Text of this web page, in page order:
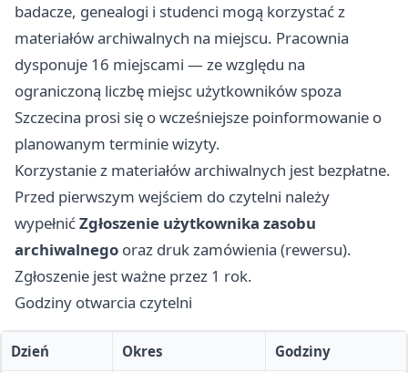
badacze, genealogi i studenci mogą korzystać z
materiałów archiwalnych na miejscu. Pracownia
dysponuje 16 miejscami — ze względu na
ograniczoną liczbę miejsc użytkowników spoza
Szczecina prosi się o wcześniejsze poinformowanie o
planowanym terminie wizyty.
Korzystanie z materiałów archiwalnych jest bezpłatne.
Przed pierwszym wejściem do czytelni należy
wypełnićZgłoszenie użytkownika zasobu
archiwalnego oraz druk zamówienia (rewersu).
Zgłoszenie jest ważne przez 1 rok.
Godziny otwarcia czytelni
Dzień Okres Godziny